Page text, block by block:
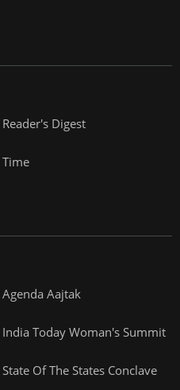
Reader's Digest
Time
Agenda Aajtak
India Today Woman's Summit
State Of The States Conclave